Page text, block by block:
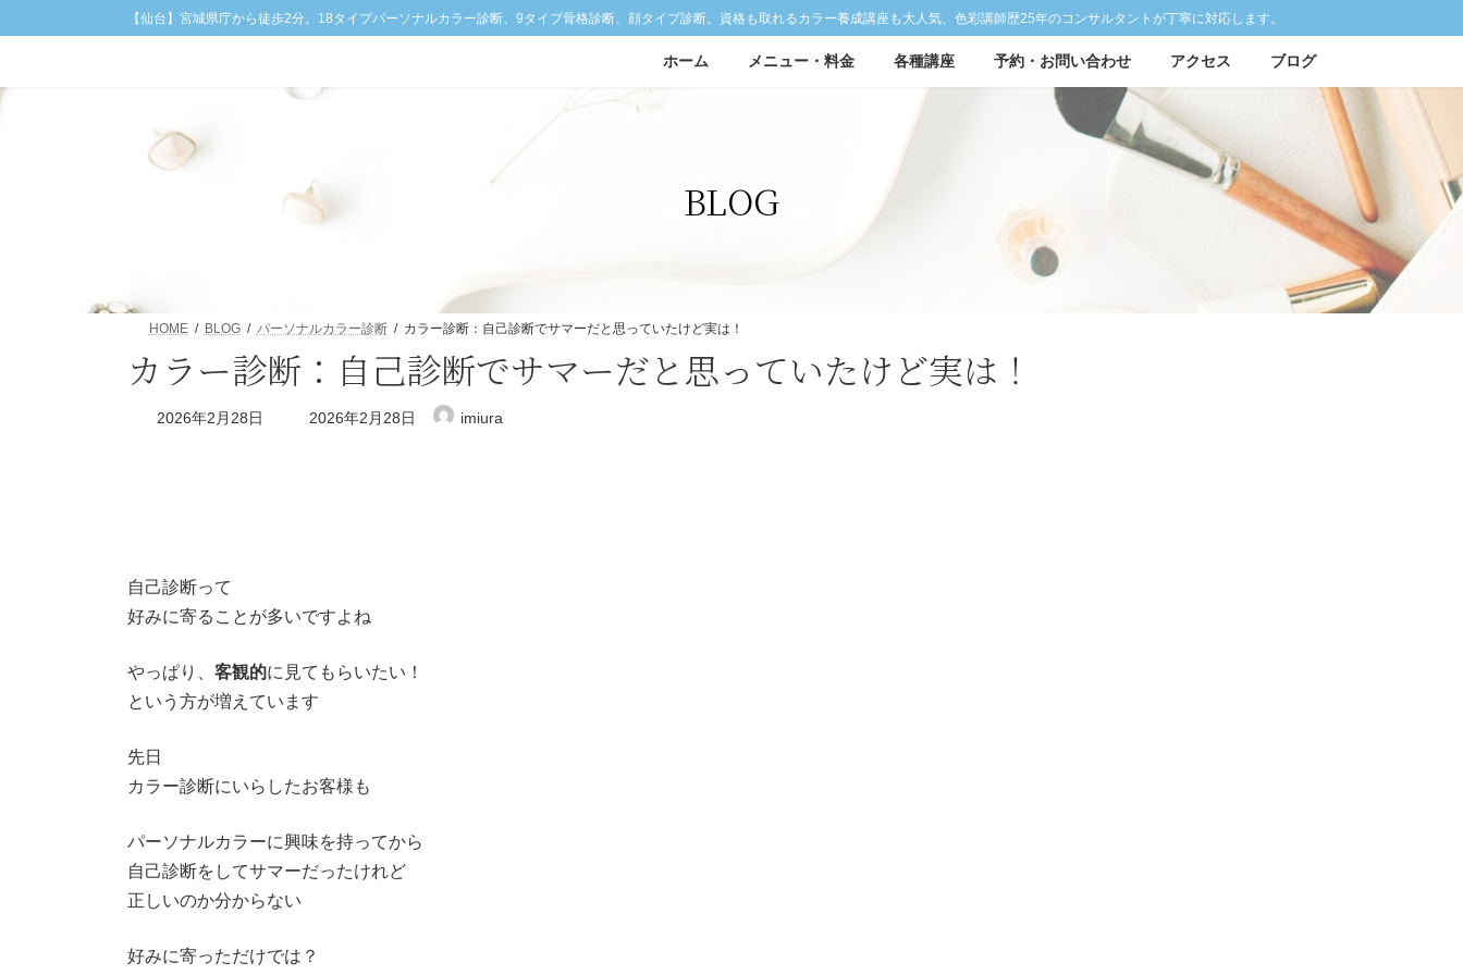
ン
ツ
ビ
シ
【仙台】宮城県庁から徒歩2分。18タイプパーソナルカラー診断、9タイプ骨格診断、顔タイプ診断。資格も取れるカラー養成講座も大人気、色彩講師歴25年のコンサルタントが丁寧に対応します。
ホーム メニュー・料金 各種講座 予約・お問い合わせ アクセス ブログ
BLOG
HOME BLOG パーソナルカラー診断 カラー診断：自己診断でサマーだと思っていたけど実は！
カラー診断：自己診断でサマーだと思っていたけど実は！
2026年2月28日
最
終
2026年2月28日 imiura
自己診断って
好みに寄ることが多いですよね
やっぱり、 客観的に見てもらいたい！
という方が増えています
先日
カラー診断にいらしたお客様も
パーソナルカラーに興味を持ってから
自己診断をしてサマーだったけれど
正しいのか分からない
好みに寄っただけでは？